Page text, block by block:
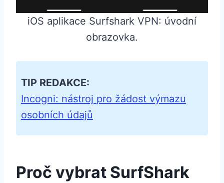
iOS aplikace Surfshark VPN: úvodní
obrazovka.
TIP REDAKCE:
Incogni: nástroj pro žádost výmazu
osobních údajů
Proč vybrat SurfShark